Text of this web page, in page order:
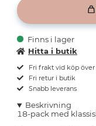
Finns i lager
Hitta i butik
Fri frakt vid köp
Fri retur i butik
Snabb leverans
Beskrivning
18-pack med